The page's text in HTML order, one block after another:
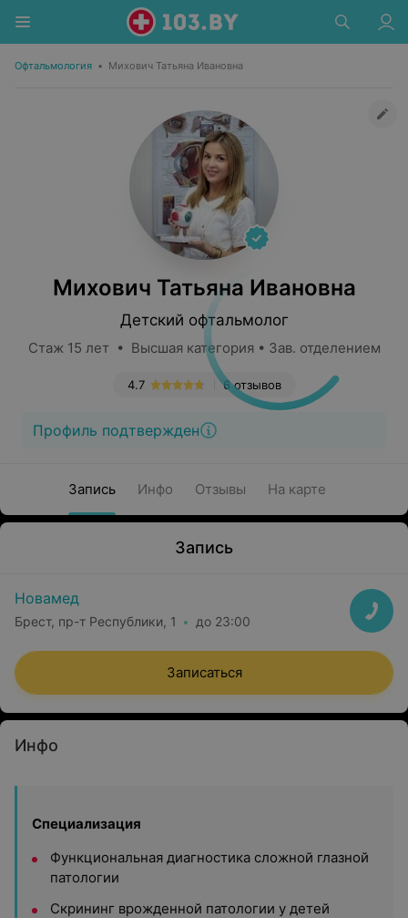
Офтальмология • Михович Татьяна Ивановна
Михович Татьяна Ивановна
Детский офтальмолог
Стаж 15 лет • Высшая категория • Зав. отделением
6 отзывов
4.7
Профиль подтвержден
Запись Инфо Отзывы На карте
Запись
Новамед
Брест, пр-т Республики, 1 до 23:00
Записаться
Инфо
Специализация
Функциональная диагностика сложной глазной
патологии
Скрининг врожденной патологии у детей